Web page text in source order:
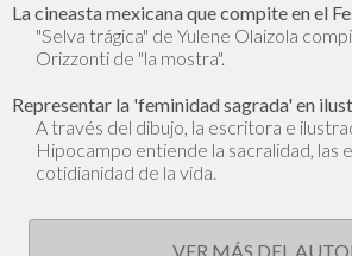
La cineasta mexicana que compite en el
"Selva trágica" de Yulene Olaizola
Orizzonti de "la mostra".
Representar la 'feminidad sagrada' en
A través del dibujo, la escritora e
Hipocampo entiende la sacralidad, las
cotidianidad de la vida.
VER MÁS DEL